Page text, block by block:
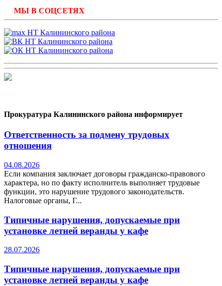
МЫ В СОЦСЕТЯХ
Прокуратура Калининского района информирует
Ответственность за подмену трудовых
отношения
04.08.2026
Если компания заключает договоры гражданско-правового
характера, но по факту исполнитель выполняет трудовые
функции, это нарушение трудового законодательств.
Налоговые органы, Г...
Типичные нарушения, допускаемые при
установке летней веранды у кафе
28.07.2026
Типичные нарушения, допускаемые при
установке летней веранды у кафе